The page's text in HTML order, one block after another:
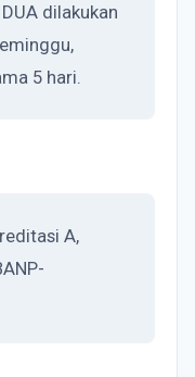
dilakukan
5 hari.
A,